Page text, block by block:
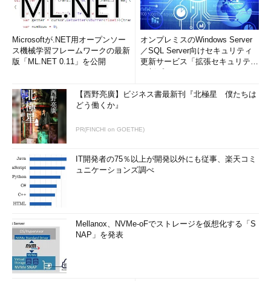
Microsoftが.NET用オープンソー
ス機械学習フレームワークの最新
版「ML.NET 0.11」を公開
オンプレミスのWindows Server
／SQL Server向けセキュリティ
更新サービス「拡張セキュリティ
【西野亮廣】ビジネス書最新刊『北極星 僕たちは
どう働くか』
PR(FINCHI on GOETHE)
IT開発者の75％以上が開発以外にも従事、楽天コミ
ュニケーションズ調べ
Mellanox、NVMe-oFでストレージを仮想化する「S
NAP」を発表